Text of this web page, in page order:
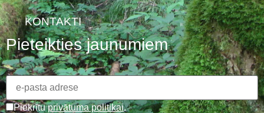
KONTAKTI
Pieteikties jaunumiem
Piekrītuprivātuma politikai.